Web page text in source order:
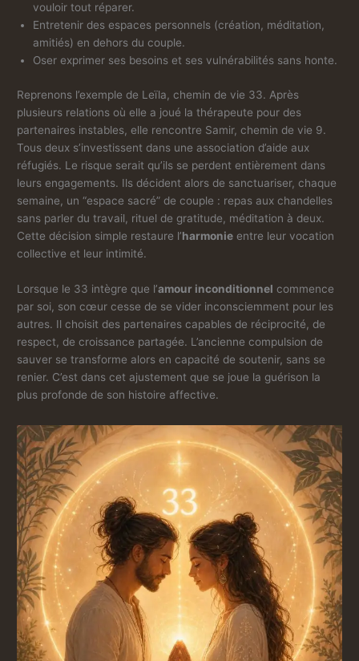
vouloir tout réparer.
Entretenir des espaces personnels (création, méditation,
amitiés) en dehors du couple.
Oser exprimer ses besoins et ses vulnérabilités sans honte.
Reprenons l’exemple de Leïla, chemin de vie 33. Après
plusieurs relations où elle a joué la thérapeute pour des
partenaires instables, elle rencontre Samir, chemin de vie 9.
Tous deux s’investissent dans une association d’aide aux
réfugiés. Le risque serait qu’ils se perdent entièrement dans
leurs engagements. Ils décident alors de sanctuariser, chaque
semaine, un “espace sacré” de couple : repas aux chandelles
sans parler du travail, rituel de gratitude, méditation à deux.
Cette décision simple restaure l’harmonie entre leur vocation
collective et leur intimité.
Lorsque le 33 intègre que l’amour inconditionnel commence
par soi, son cœur cesse de se vider inconsciemment pour les
autres. Il choisit des partenaires capables de réciprocité, de
respect, de croissance partagée. L’ancienne compulsion de
sauver se transforme alors en capacité de soutenir, sans se
renier. C’est dans cet ajustement que se joue la guérison la
plus profonde de son histoire affective.